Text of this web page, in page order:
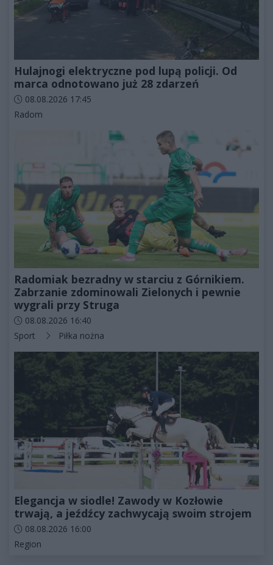
Hulajnogi elektryczne pod lupą policji. Od
marca odnotowano już 28 zdarzeń
Data dodania artykułu:
08.08.2026 17:45
Kategorie artykułu:
Radom
Radomiak bezradny w starciu z Górnikiem.
Zabrzanie zdominowali Zielonych i pewnie
wygrali przy Struga
Data dodania artykułu:
08.08.2026 16:40
Kategorie artykułu:
Sport Piłka nożna
Elegancja w siodle! Zawody w Kozłowie
trwają, a jeźdźcy zachwycają swoim strojem
Data dodania artykułu:
08.08.2026 16:00
Kategorie artykułu:
Region